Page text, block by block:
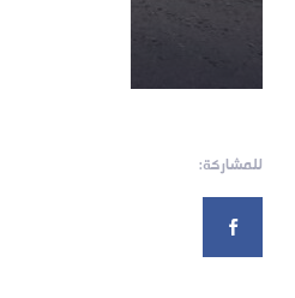
للمشاركة: